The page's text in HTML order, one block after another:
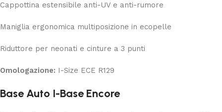
Cappottina estensibile anti-UV e anti-rumore
Maniglia ergonomica multiposizione in ecopelle
Riduttore per neonati e cinture a 3 punti
Omologazione: I-Size ECE R129
Base Auto I-Base Encore